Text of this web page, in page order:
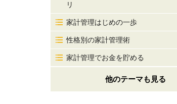
リ
家計管理はじめの一歩
性格別の家計管理術
家計管理でお金を貯める
他のテーマも見る